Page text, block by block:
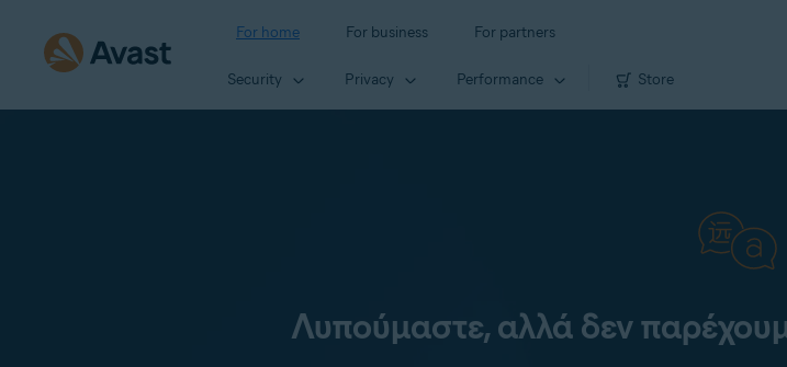
For home For business For partners
Security Privacy Performance Store
Λυπούμαστε, αλλά δεν